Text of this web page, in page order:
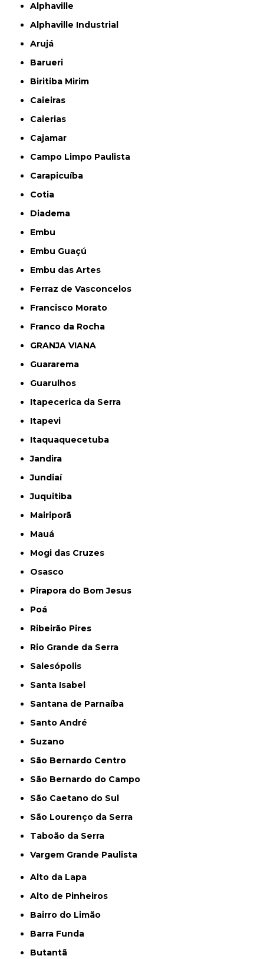
Alphaville
Alphaville Industrial
Arujá
Barueri
Biritiba Mirim
Caieiras
Caierias
Cajamar
Campo Limpo Paulista
Carapicuíba
Cotia
Diadema
Embu
Embu Guaçú
Embu das Artes
Ferraz de Vasconcelos
Francisco Morato
Franco da Rocha
GRANJA VIANA
Guararema
Guarulhos
Itapecerica da Serra
Itapevi
Itaquaquecetuba
Jandira
Jundiaí
Juquitiba
Mairiporã
Mauá
Mogi das Cruzes
Osasco
Pirapora do Bom Jesus
Poá
Ribeirão Pires
Rio Grande da Serra
Salesópolis
Santa Isabel
Santana de Parnaíba
Santo André
Suzano
São Bernardo Centro
São Bernardo do Campo
São Caetano do Sul
São Lourenço da Serra
Taboão da Serra
Vargem Grande Paulista
Alto da Lapa
Alto de Pinheiros
Bairro do Limão
Barra Funda
Butantã